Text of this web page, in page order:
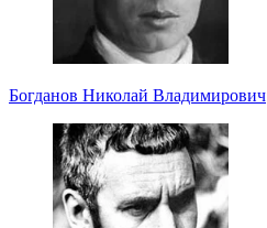
Богданов Николай Владимирович